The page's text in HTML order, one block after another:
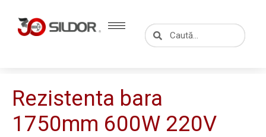
content
CautăCaută
Rezistenta bara
1750mm 600W 220V